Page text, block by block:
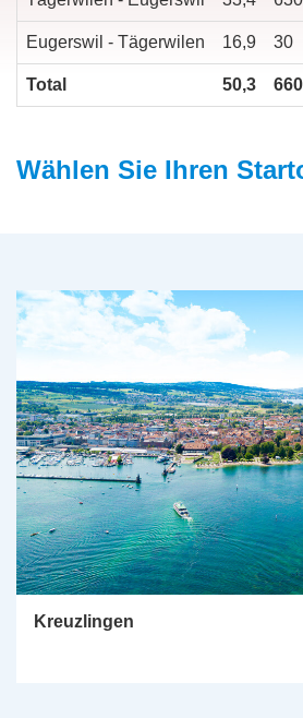
Eugerswil - Tägerwilen 16,9 30
Total 50,3 660
Wählen Sie Ihren
Kreuzlingen